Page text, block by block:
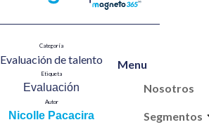
Menu
Nosotros
Segmentos
Categoría
Evaluación de talent​o
Etiqueta
Evaluación
Autor
Nicolle Pacacira